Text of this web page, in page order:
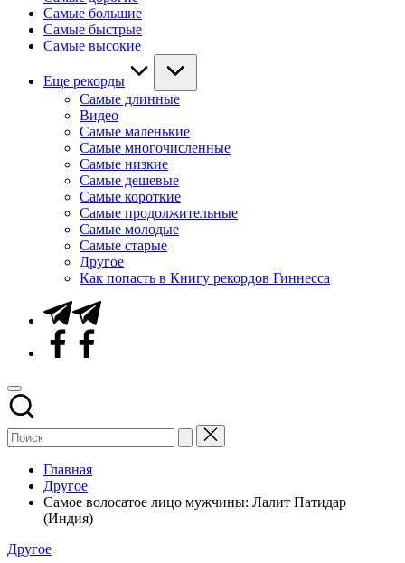
Самые большие
Самые быстрые
Самые высокие
Еще рекорды
Самые длинные
Видео
Самые маленькие
Самые многочисленные
Самые низкие
Самые дешевые
Самые короткие
Самые продолжительные
Самые молодые
Самые старые
Другое
Как попасть в Книгу рекордов Гиннесса
Telegram
Facebook
Главная
Другое
Самое волосатое лицо мужчины: Лалит Патидар
(Индия)
Опубликовано
Другое